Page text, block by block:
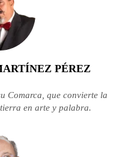
PÉREZ
Comarca, que convierte la
en arte y palabra.